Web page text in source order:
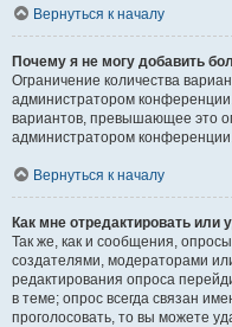
Вернуться к началу
Почему я не могу добавить
Ограничение количества
администратором
вариантов, превышающее это
администратором
Вернуться к началу
Как мне отредактировать или
Так же, как и сообщения,
создателями, модераторами
редактирования опроса
в теме; опрос всегда связан
проголосовать, то вы можете